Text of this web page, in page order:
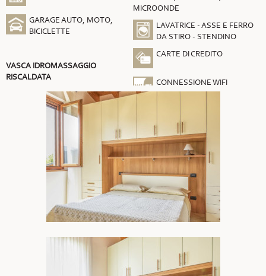
GARAGE AUTO, MOTO,
BICICLETTE
VASCA IDROMASSAGGIO
RISCALDATA
MICROONDE
LAVATRICE - ASSE E FERRO
DA STIRO - STENDINO
CARTE DI CREDITO
CONNESSIONE WIFI
GRATUITA